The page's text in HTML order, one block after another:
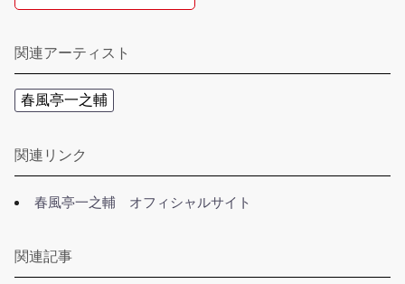
関連アーティスト
春風亭一之輔
関連リンク
春風亭一之輔 オフィシャルサイト
関連記事